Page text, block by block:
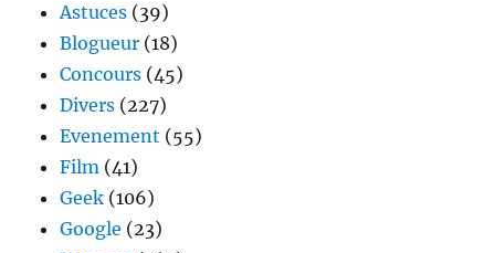
Astuces (39)
Blogueur (18)
Concours (45)
Divers (227)
Evenement (55)
Film (41)
Geek (106)
Google (23)